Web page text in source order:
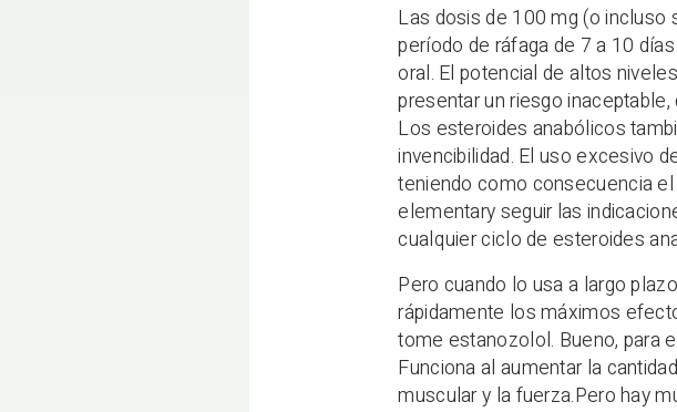
Las dosis de 100 mg (o incluso
período de ráfaga de 7 a 10
oral. El potencial de altos
presentar un riesgo
Los esteroides anabólicos
invencibilidad. El uso excesivo
teniendo como consecuencia
elementary seguir las
cualquier ciclo de esteroides
Pero cuando lo usa a largo
rápidamente los máximos
tome estanozolol. Bueno, para
Funciona al aumentar la
muscular y la fuerza.Pero hay